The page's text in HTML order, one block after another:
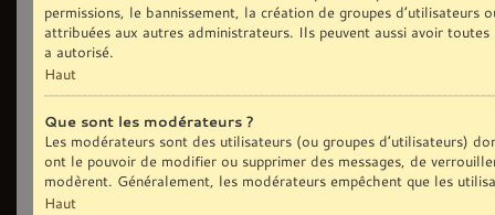
permissions, le bannissement, la création de groupes
attribuées aux autres administrateurs. Ils peuvent aussi avoir
a autorisé.
Haut
Que sont les modérateurs ?
Les modérateurs sont des utilisateurs (ou groupes d’utilisateurs)
ont le pouvoir de modifier ou supprimer des messages, de
modèrent. Généralement, les modérateurs empêchent que les
Haut